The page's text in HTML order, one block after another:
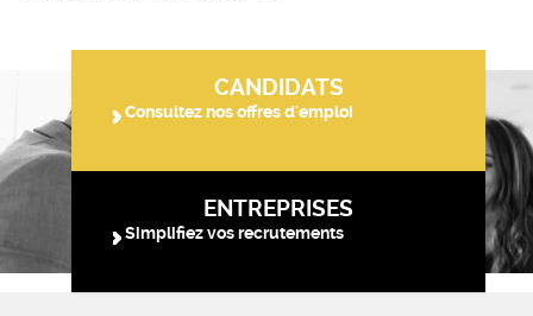
CANDIDATS
Consultez nos offres d'emploi
ENTREPRISES
Simplifiez vos recrutements